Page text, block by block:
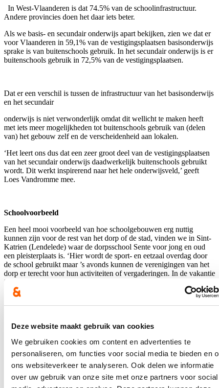
Deze website maakt gebruik van cookies
We gebruiken cookies om content en advertenties te
personaliseren, om functies voor social media te bieden en
ons websiteverkeer te analyseren. Ook delen we informatie
over uw gebruik van onze site met onze partners voor social
In West-Vlaanderen is dat 74.5% van de schoolinfrastructuur.
Andere provincies doen het daar iets beter.
Als we basis- en secundair onderwijs apart bekijken, zien we dat er
voor Vlaanderen in 59,1% van de vestigingsplaatsen basisonderwijs
sprake is van buitenschools gebruik. In het secundair onderwijs is er
buitenschools gebruik in 72,5% van de vestigingsplaatsen.
Dat er een verschil is tussen de infrastructuur van het basisonderwijs
en het secundair
onderwijs is niet verwonderlijk omdat dit wellicht te maken heeft
met iets meer mogelijkheden tot buitenschools gebruik van (delen
van) het gebouw zelf en de verscheidenheid aan lokalen.
‘Het leert ons dus dat een zeer groot deel van de vestigingsplaatsen
van het secundair onderwijs daadwerkelijk buitenschools gebruikt
wordt. Dit werkt inspirerend naar het hele onderwijsveld,’ geeft
Loes Vandromme mee.
Schoolvoorbeeld
Een heel mooi voorbeeld van hoe schoolgebouwen erg nuttig
kunnen zijn voor de rest van het dorp of de stad, vinden we in Sint-
Katrien (Lendelede) waar de dorpsschool Sente voor jong en oud
een pleisterplaats is. ‘Hier wordt de sport- en eetzaal overdag door
de school gebruikt maar ’s avonds kunnen de verenigingen van het
dorp er terecht voor hun activiteiten of vergaderingen. In de vakantie
is er ook een solidaire kinderopvang: ouders vangen er beurtelings
elkaars kinderen op,’ legt directeur Bert Debooserie uit. Of hoe de
school het kloppend hart van dit dorp is…
Buitenschools gebruik omvat een brede waaier aan soorten
activiteiten. De schoolgebouwenmonitor 2018-2019 geeft aan dat
schoolgebouwen het meest buitenschools worden gebruikt voor
sport en spel (op 57% van de vestigingsplaatsen), onderwijs en
opleiding (41%), feesten en bijeenkomsten (39%), voor- en
naschoolse opvang (34%) en cultuurbeleving (33%).
Schoolgebouwen worden het minst buitenschools gebruikt voor